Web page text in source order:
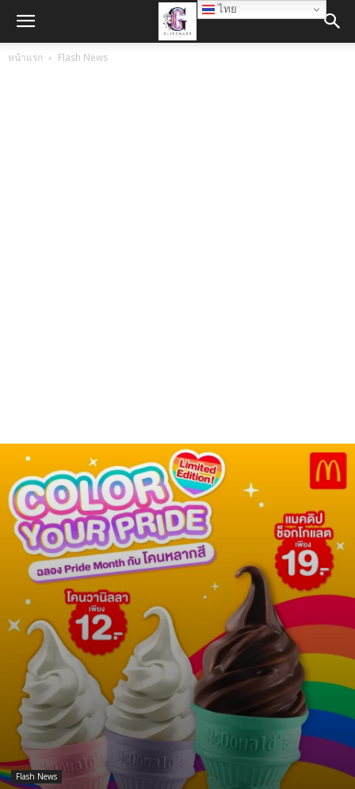
หน้าแรก Flash News
Flash News
ไทย